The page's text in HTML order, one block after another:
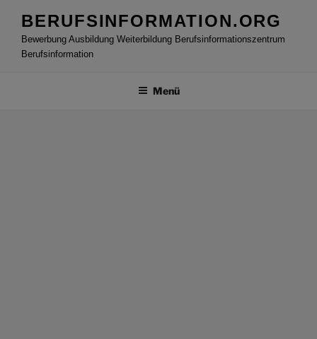
Inhalt
springen
BERUFSINFORMATION.ORG
Bewerbung Ausbildung Weiterbildung Berufsinformationszentrum
Berufsinformation
Menü